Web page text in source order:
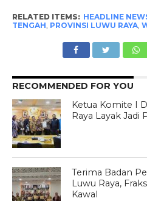
RELATED ITEMS: HEADLINE
TENGAH, PROVINSI LUWU RAYA,
RECOMMENDED FOR YOU
Ketua Komite I
Raya Layak Jadi
Terima Badan
Luwu Raya,
Kawal